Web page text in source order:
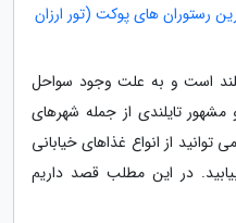
رستوران های پوکت (تور ارزان
است و به علت وجود سواحل
تایلندی از جمله شهرهای
از انواع غذاهای خیابانی
در این مطلب قصد داریم